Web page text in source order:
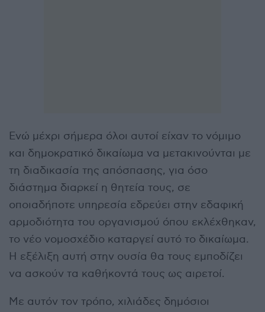
Ενώ μέχρι σήμερα όλοι αυτοί είχαν το νόμιμο
και δημοκρατικό δικαίωμα να μετακινούνται με
τη διαδικασία της απόσπασης, για όσο
διάστημα διαρκεί η θητεία τους, σε
οποιαδήποτε υπηρεσία εδρεύει στην εδαφική
αρμοδιότητα του οργανισμού όπου εκλέχθηκαν,
το νέο νομοσχέδιο καταργεί αυτό το δικαίωμα.
Η εξέλιξη αυτή στην ουσία θα τους εμποδίζει
να ασκούν τα καθήκοντά τους ως αιρετοί.
Με αυτόν τον τρόπο, χιλιάδες δημόσιοι